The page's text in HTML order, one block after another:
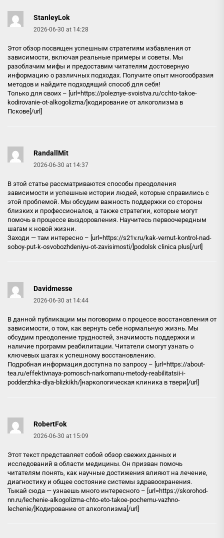
StanleyLok
2026-06-30 at 14:28
Этот обзор посвящен успешным стратегиям избавления от
зависимости, включая реальные примеры и советы. Мы
разоблачим мифы и предоставим читателям достоверную
информацию о различных подходах. Получите опыт многообразия
методов и найдите подходящий способ для себя!
Только для своих – [url=https://poleznye-svoistva.ru/cchto-takoe-
kodirovanie-ot-alkogolizma/]кодирование от алкоголизма в
Пскове[/url]
RandallMit
2026-06-30 at 14:37
В этой статье рассматриваются способы преодоления
зависимости и успешные истории людей, которые справились с
этой проблемой. Мы обсудим важность поддержки со стороны
близких и профессионалов, а также стратегии, которые могут
помочь в процессе выздоровления. Научитесь первоочередным
шагам к новой жизни.
Заходи — там интересно – [url=https://s21v.ru/kak-vernut-kontrol-nad-
soboy-put-k-osvobozhdeniyu-ot-zavisimosti/]podolsk clinica plus[/url]
Davidmesse
2026-06-30 at 14:44
В данной публикации мы поговорим о процессе восстановления от
зависимости, о том, как вернуть себе нормальную жизнь. Мы
обсудим преодоление трудностей, значимость поддержки и
наличие программ реабилитации. Читатели смогут узнать о
ключевых шагах к успешному восстановлению.
Подробная информация доступна по запросу – [url=https://about-
tea.ru/effektivnaya-pomosch-narkomanu-metody-reabilitatsii-i-
podderzhka-dlya-blizkikh/]наркологическая клиника в твери[/url]
RobertFok
2026-06-30 at 15:09
Этот текст представляет собой обзор свежих данных и
исследований в области медицины. Он призван помочь
читателям понять, как научные достижения влияют на лечение,
диагностику и общее состояние системы здравоохранения.
Тыкай сюда — узнаешь много интересного – [url=https://skorohod-
nn.ru/lechenie-alkogolizma-chto-eto-takoe-pochemu-vazhno-
lechenie/]Кодирование от алкоголизма[/url]